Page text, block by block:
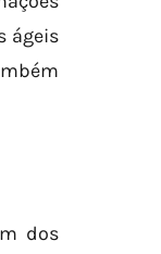
ágeis
dos